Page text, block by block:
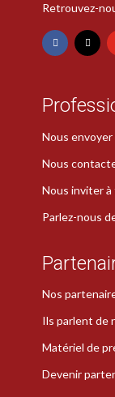
Retrouvez-
Nous
Nous
Nous inviter
Parlez-nous
Nos
Ils parlent de
Matériel de
Devenir